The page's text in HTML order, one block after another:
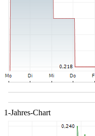
1-Jahres-Chart